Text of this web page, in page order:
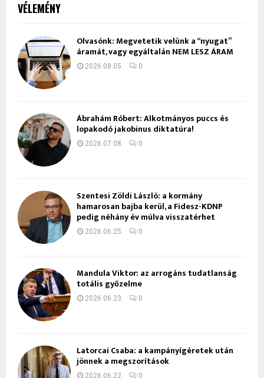
VÉLEMÉNY
Olvasónk: Megvetetik velünk a “nyugat”
áramát, vagy egyáltalán NEM LESZ ÁRAM
2026.08.05. 0
Ábrahám Róbert: Alkotmányos puccs és
lopakodó jakobinus diktatúra!
2026.07.08. 0
Szentesi Zöldi László: a kormány
hamarosan bajba kerül, a Fidesz-KDNP
pedig néhány év múlva visszatérhet
2026.06.25. 0
Mandula Viktor: az arrogáns tudatlanság
totális győzelme
2026.06.23. 0
Latorcai Csaba: a kampányígéretek után
jönnek a megszorítások
2026.06.22. 0